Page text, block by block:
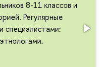
8-11 классов и
Регулярные
специалистами: